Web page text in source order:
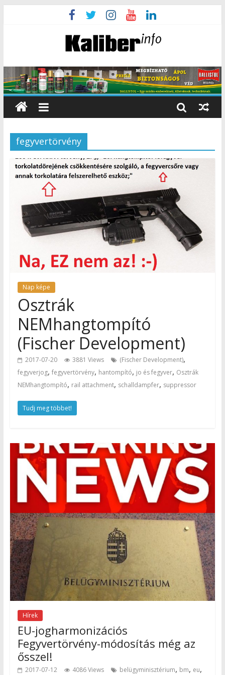
fegyvertörvény
Nap képe
Osztrák
NEMhangtompító
(Fischer Development)
2017-07-20 3881 Views (Fischer Development),
fegyverjog, fegyvertörvény, hantompító, jo és fegyver, Osztrák
NEMhangtompító, rail attachment, schalldampfer, suppressor
Tudj meg többet!
Hírek
EU-jogharmonizációs
Fegyvertörvény-módosítás még az
ősszel!
2017-07-12 4086 Views belügyminisztérium, bm, eu,